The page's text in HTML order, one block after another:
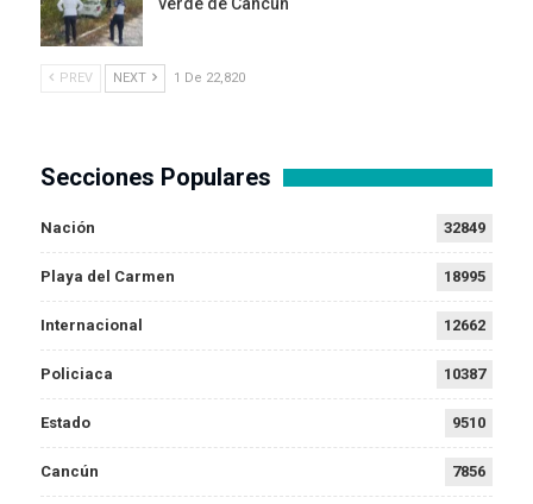
PREV NEXT 1 De 22,820
Secciones Populares
Nación 32849
Playa del Carmen 18995
Internacional 12662
Policiaca 10387
Estado 9510
Cancún 7856